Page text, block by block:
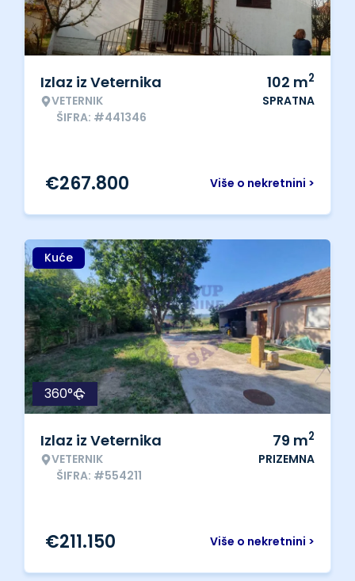
Izlaz iz Veternika
VETERNIK
ŠIFRA: #441346
102 m2
SPRATNA
Više o nekretnini >
€267.800
Kuće
360°
Izlaz iz Veternika
VETERNIK
ŠIFRA: #554211
79 m2
PRIZEMNA
Više o nekretnini >
€211.150